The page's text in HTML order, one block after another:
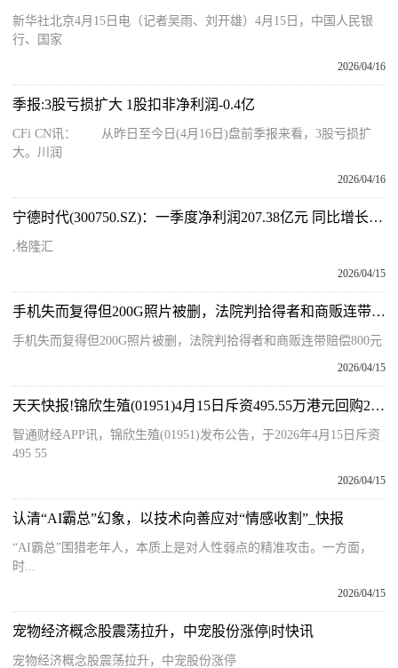
新华社北京4月15日电（记者吴雨、刘开雄）4月15日，中国人民银
行、国家
2026/04/16
季报:3股亏损扩大 1股扣非净利润-0.4亿
CFi CN讯： 从昨日至今日(4月16日)盘前季报来看，3股亏损扩
大。川润
2026/04/16
宁德时代(300750.SZ)：一季度净利润207.38亿元 同比增长48.52%-微资讯
,格隆汇
2026/04/15
手机失而复得但200G照片被删，法院判拾得者和商贩连带赔偿800元 今日关注
手机失而复得但200G照片被删，法院判拾得者和商贩连带赔偿800元
2026/04/15
天天快报!锦欣生殖(01951)4月15日斥资495.55万港元回购206.6万股
智通财经APP讯，锦欣生殖(01951)发布公告，于2026年4月15日斥资
495 55
2026/04/15
认清“AI霸总”幻象，以技术向善应对“情感收割”_快报
“AI霸总”围猎老年人，本质上是对人性弱点的精准攻击。一方面，
时...
2026/04/15
宠物经济概念股震荡拉升，中宠股份涨停|时快讯
宠物经济概念股震荡拉升，中宠股份涨停